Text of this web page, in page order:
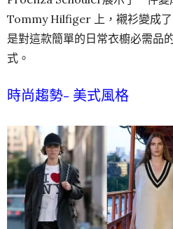
Tommy Hilfiger 上，襯衫變成
是對這款簡單的日常衣櫥必需品
式。
時尚趨勢- 美式風格